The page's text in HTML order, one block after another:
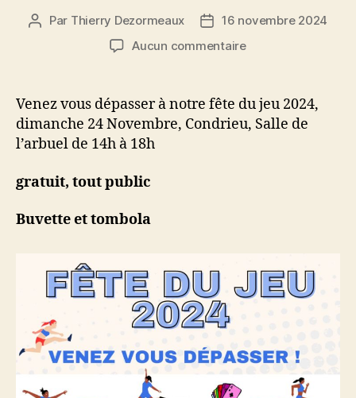
Auteur
Par Thierry Dezormeaux
Date16 novembre 2024
Aucun commentairesur
jeu
2024
–
Venez vous dépasser à notre fête du jeu 2024,
dimanche 24 Novembre, Condrieu, Salle de
l’arbuel de 14h à 18h
gratuit, tout public
Buvette et tombola